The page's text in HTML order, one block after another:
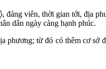
viên, thời gian tới, địa
dân ngày càng hạnh phúc.
từ đó có thêm cơ sở